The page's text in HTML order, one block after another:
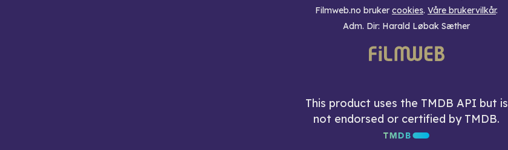
Filmweb.no bruker cookies. Våre brukervilkår.
Adm. Dir: Harald Løbak Sæther
This product uses the TMDB API but is
not endorsed or certified by TMDB.